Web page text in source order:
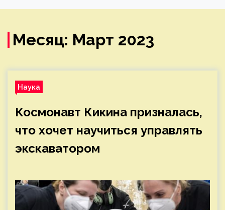
Месяц: Март 2023
Наука
Космонавт Кикина призналась,
что хочет научиться управлять
экскаватором